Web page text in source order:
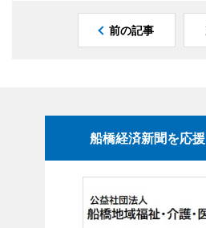
前の記事
船橋経済新聞を応